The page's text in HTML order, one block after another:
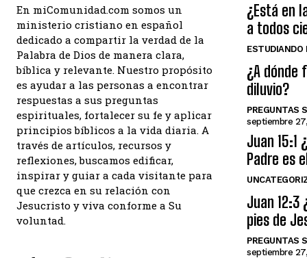
En miComunidad.com somos un
ministerio cristiano en español
dedicado a compartir la verdad de la
Palabra de Dios de manera clara,
bíblica y relevante. Nuestro propósito
es ayudar a las personas a encontrar
respuestas a sus preguntas
espirituales, fortalecer su fe y aplicar
principios bíblicos a la vida diaria. A
través de artículos, recursos y
reflexiones, buscamos edificar,
inspirar y guiar a cada visitante para
que crezca en su relación con
Jesucristo y viva conforme a Su
voluntad.
¿Está en
a todos
ESTUDIANDO
¿A dónde
diluvio?
PREGUNTAS
septiembre
Juan 15:1
Padre es
Juan 12:3
pies de
PREGUNTAS
septiembre